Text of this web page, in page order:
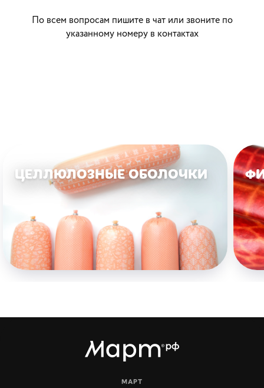
По всем вопросам пишите в чат или звоните по
указанному номеру в контактах
ЦЕЛЛЮЛОЗНЫЕ ОБОЛОЧКИ
МАРТ